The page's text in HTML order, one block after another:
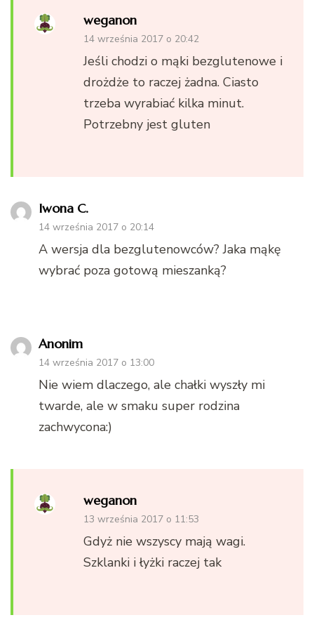
weganon
14 września 2017 o 20:42
Jeśli chodzi o mąki bezglutenowe i
drożdże to raczej żadna. Ciasto
trzeba wyrabiać kilka minut.
Potrzebny jest gluten
Iwona C.
14 września 2017 o 20:14
A wersja dla bezglutenowców? Jaka mąkę
wybrać poza gotową mieszanką?
Anonim
14 września 2017 o 13:00
Nie wiem dlaczego, ale chałki wyszły mi
twarde, ale w smaku super rodzina
zachwycona:)
weganon
13 września 2017 o 11:53
Gdyż nie wszyscy mają wagi.
Szklanki i łyżki raczej tak